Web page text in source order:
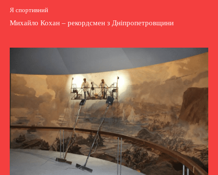
Я спортивний
Михайло Кохан – рекордсмен з Дніпропетровщини